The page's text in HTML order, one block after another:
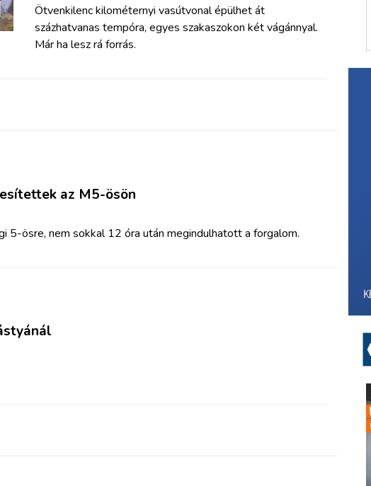
Ötvenkilenc kilométernyi vasútvonal épülhet át
százhatvanas tempóra, egyes szakaszokon két vágánnyal.
Már ha lesz rá forrás.
az M5-ösön
5-ösre, nem sokkal 12 óra után megindulhatott a forgalom.